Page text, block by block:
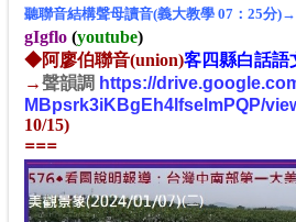
聽聯音結構聲母讀音(義大教學 07：25分)→
gIgflo (youtube)
◆阿廖伯聯音(union)客四縣白話語
→聲韻調 https://
MBpsrk3iKBgEh4lfselmPQP/
10/15)
===